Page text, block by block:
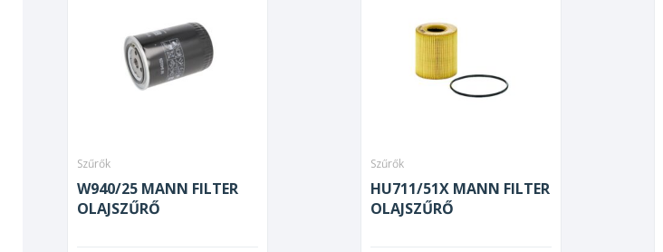
Szűrők
W940/25 MANN FILTER
OLAJSZŰRŐ
Szűrők
HU711/51X MANN FILTER
OLAJSZŰRŐ